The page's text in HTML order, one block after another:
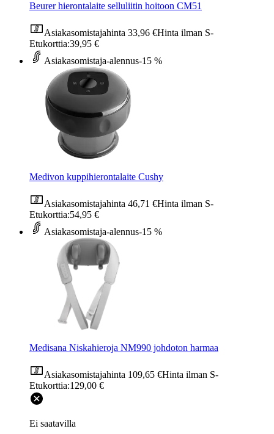
Beurer hierontalaite selluliitin hoitoon CM51
Asiakasomistajahinta 33,96 €Hinta ilman S-
Etukorttia:39,95 €
Asiakasomistaja-alennus-15 %
Medivon kuppihierontalaite Cushy
Asiakasomistajahinta 46,71 €Hinta ilman S-
Etukorttia:54,95 €
Asiakasomistaja-alennus-15 %
Medisana Niskahieroja NM990 johdoton harmaa
Asiakasomistajahinta 109,65 €Hinta ilman S-
Etukorttia:129,00 €
Ei saatavilla